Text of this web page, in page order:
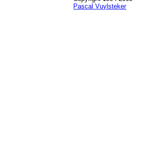
Pascal Vuylsteker